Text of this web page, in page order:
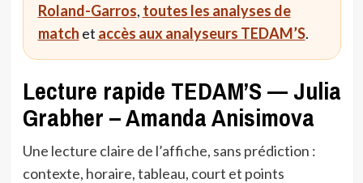
Roland-Garros, toutes les analyses de
match et accès aux analyseurs TEDAM’S.
Lecture rapide TEDAM’S — Julia
Grabher – Amanda Anisimova
Une lecture claire de l’affiche, sans prédiction :
contexte, horaire, tableau, court et points